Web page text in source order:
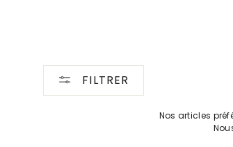
FILTRER
Nos articles